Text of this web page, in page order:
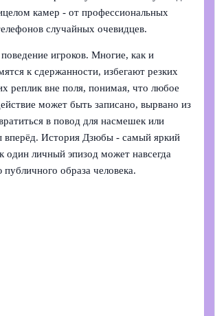
камер - от профессиональных
случайных очевидцев.
игроков. Многие, как и
к сдержанности, избегают резких
реплик вне поля, понимая, что любое
может быть записано, вырвано из
в повод для насмешек или
вперёд. История Дзюбы - самый яркий
один личный эпизод может навсегда
публичного образа человека.